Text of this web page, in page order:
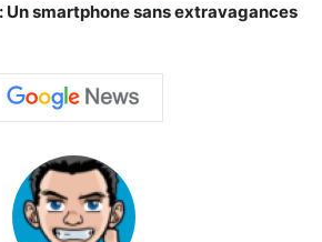
Un smartphone sans extravagances